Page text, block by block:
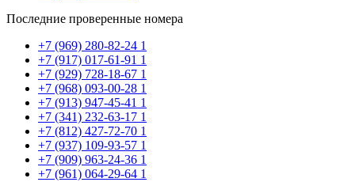
Последние проверенные номера
+7 (969) 280-82-24 1
+7 (917) 017-61-91 1
+7 (929) 728-18-67 1
+7 (968) 093-00-28 1
+7 (913) 947-45-41 1
+7 (341) 232-63-17 1
+7 (812) 427-72-70 1
+7 (937) 109-93-57 1
+7 (909) 963-24-36 1
+7 (961) 064-29-64 1